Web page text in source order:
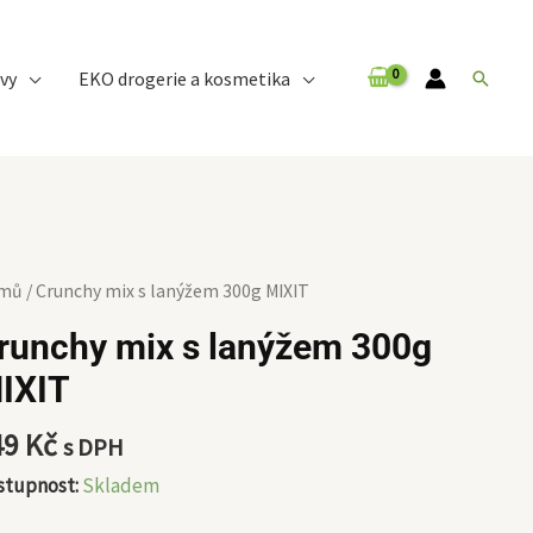
EKO drogerie a kosmetika Hledat
/ Crunchy mix s lanýžem 300g MIXIT
mix s lanýžem 300g
Kčs DPH
Skladem